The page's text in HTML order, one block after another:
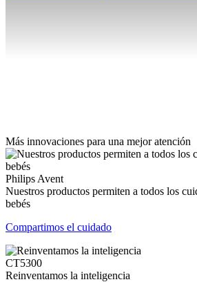
Más innovaciones para una mejor atención
Philips Avent
Nuestros productos permiten a todos los
bebés
Compartimos el cuidado
CT5300
Reinventamos la inteligencia